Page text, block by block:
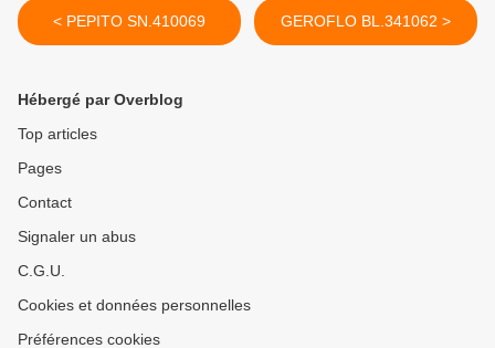
< PEPITO SN.410069 GEROFLO BL.341062 >
Hébergé par Overblog
Top articles
Pages
Contact
Signaler un abus
C.G.U.
Cookies et données personnelles
Préférences cookies